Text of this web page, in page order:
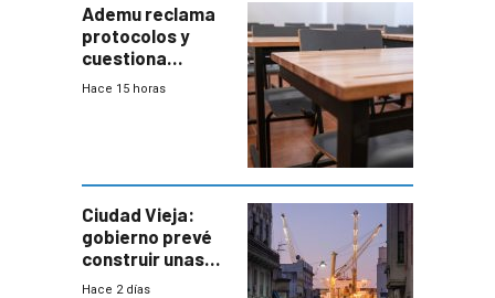
Ademu reclama
protocolos y
cuestiona
demora de
Hace 15 horas
Ciudad Vieja:
gobierno prevé
construir unas
mil viviendas en
Hace 2 días